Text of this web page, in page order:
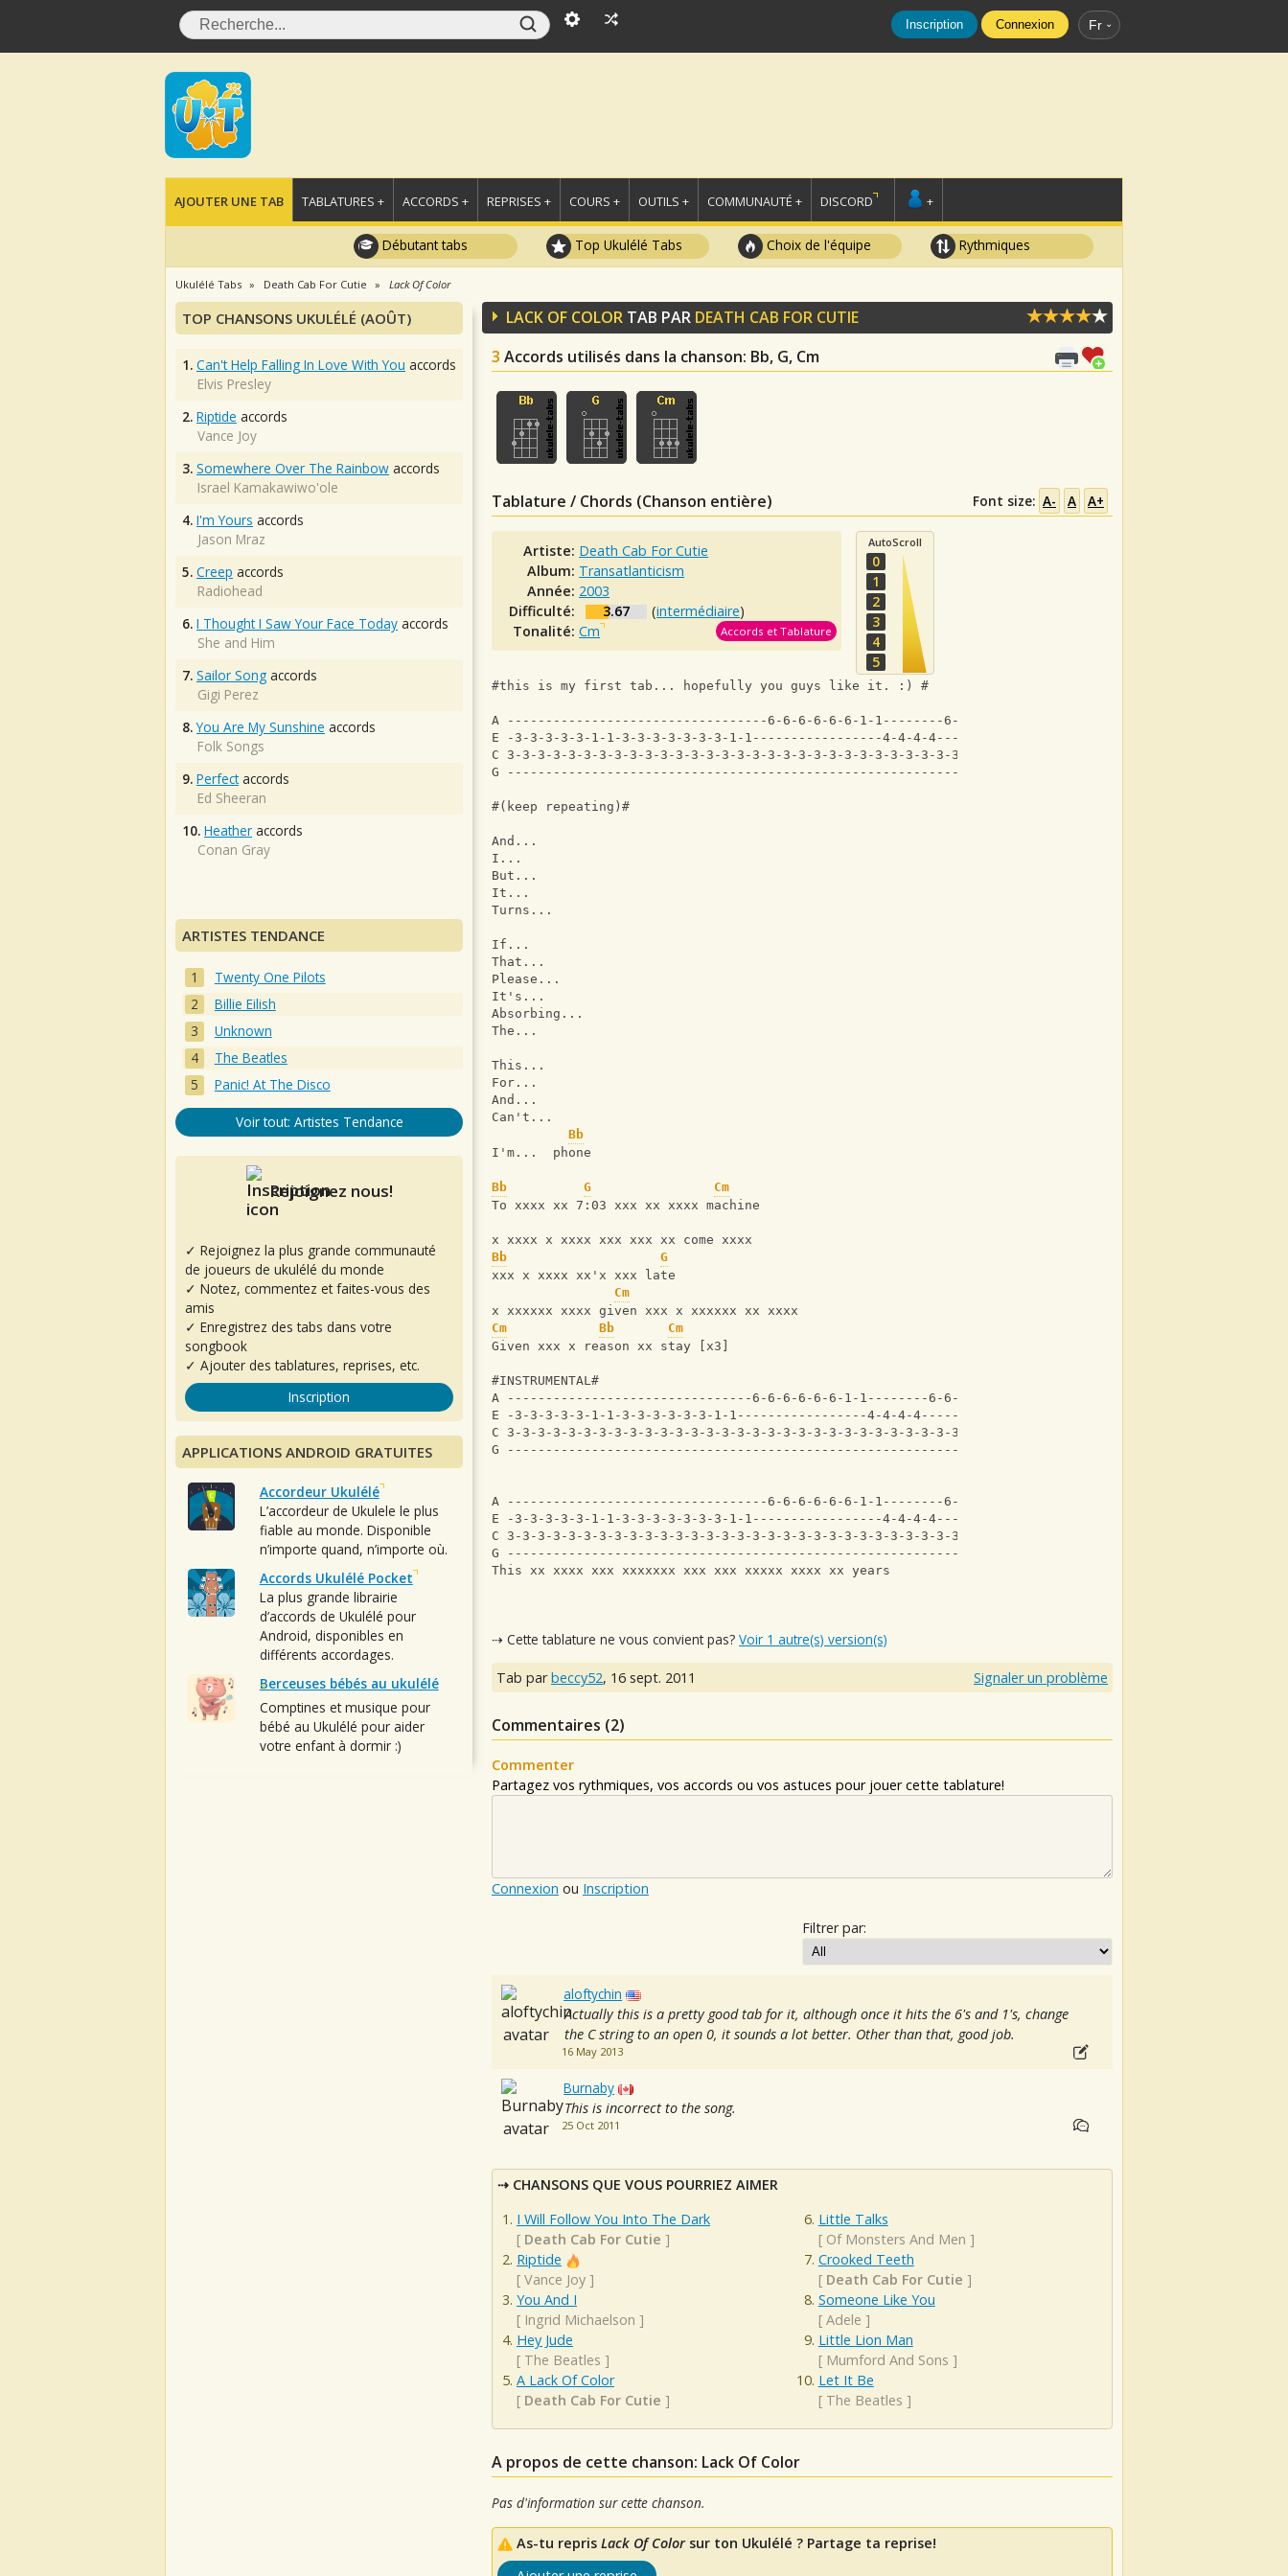
Inscription Connexion Fr
AJOUTER UNE TAB TABLATURES + ACCORDS + REPRISES + COURS + OUTILS + COMMUNAUTÉ + DISCORD +
Débutant tabs Top Ukulélé Tabs Choix de l'équipe Rythmiques
Ukulélé Tabs Death Cab For Cutie Lack Of Color
LACK OF COLOR TAB PAR DEATH CAB FOR CUTIE
3 Accords utilisés dans la chanson: Bb, G, Cm
Tablature / Chords (Chanson entière) Font size: A- A A+
Artiste: Death Cab For Cutie
Album: Transatlanticism
Année: 2003
Difficulté:
3.67 (intermédiaire)
Tonalité:Cm Accords et Tablature
AutoScroll
0
1
2
3
4
5
#this is my first tab... hopefully you guys like it. :) #
A ----------------------------------6-6-6-6-6-6-1-1--------6-6-1-1-----
E -3-3-3-3-3-1-1-3-3-3-3-3-3-3-1-1-----------------4-4-4-4---------3--
C 3-3-3-3-3-3-3-3-3-3-3-3-3-3-3-3-3-3-3-3-3-3-3-3-3-3-3-3-3-3-3-3-3---
G -------------------------------------------------------------------
#(keep repeating)#
And...
I...
But...
It...
Turns...
If...
That...
Please...
It's...
Absorbing...
The...
This...
For...
And...
Can't...
Bb
I'm...  phone
Bb G
Cm
To xxxx xx 7:03 xxx xx xxxx machine
x xxxx x xxxx xxx xxx xx come xxxx
Bb
G
xxx x xxxx xx'x xxx late
Cm
x xxxxxx xxxx given xxx x xxxxxx xx xxxx
Cm
Bb
Cm
Given xxx x reason xx stay [x3]
#INSTRUMENTAL#
A --------------------------------6-6-6-6-6-6-1-1--------6-6-1-1-----
E -3-3-3-3-3-1-1-3-3-3-3-3-3-1-1-----------------4-4-4-4---------3--
C 3-3-3-3-3-3-3-3-3-3-3-3-3-3-3-3-3-3-3-3-3-3-3-3-3-3-3-3-3-3-3-3---
G -------------------------------------------------------------------
A ----------------------------------6-6-6-6-6-6-1-1--------6-6-1-1-----
E -3-3-3-3-3-1-1-3-3-3-3-3-3-3-1-1-----------------4-4-4-4----------3--
C 3-3-3-3-3-3-3-3-3-3-3-3-3-3-3-3-3-3-3-3-3-3-3-3-3-3-3-3-3-3-3-3---
G -------------------------------------------------------------------
This xx xxxx xxx xxxxxxx xxx xxx xxxxx xxxx xx years
⇢ Cette tablature ne vous convient pas? Voir 1 autre(s) version(s)
Tab parbeccy52, 16 sept. 2011 Signaler un problème
Commentaires (2)
Commenter
Partagez vos rythmiques, vos accords ou vos astuces pour jouer cette tablature!
Connexion ou Inscription
Filtrer par:
aloftychin
Actually this is a pretty good tab for it, although once it hits the 6's and 1's, change
the C string to an open 0, it sounds a lot better. Other than that, good job.
16 May 2013
Burnaby
This is incorrect to the song.
25 Oct 2011
CHANSONS QUE VOUS POURRIEZ AIMER
I Will Follow You Into The Dark
[ Death Cab For Cutie ]
Riptide
[ Vance Joy ]
You And I
[ Ingrid Michaelson ]
Hey Jude
[ The Beatles ]
A Lack Of Color
[ Death Cab For Cutie ]
Little Talks
[ Of Monsters And Men ]
Crooked Teeth
[ Death Cab For Cutie ]
Someone Like You
[ Adele ]
Little Lion Man
[ Mumford And Sons ]
Let It Be
[ The Beatles ]
A propos de cette chanson: Lack Of Color
Pas d'information sur cette chanson.
As-tu repris Lack Of Colorsur ton Ukulélé ? Partage ta reprise!
TOP CHANSONS UKULÉLÉ (AOÛT)
1. Can't Help Falling In Love With You accords
Elvis Presley
2. Riptide accords
Vance Joy
3. Somewhere Over The Rainbow accords
Israel Kamakawiwo'ole
4. I'm Yours accords
Jason Mraz
5. Creep accords
Radiohead
6. I Thought I Saw Your Face Today accords
She and Him
7. Sailor Song accords
Gigi Perez
8. You Are My Sunshine accords
Folk Songs
9. Perfectaccords
Ed Sheeran
10. Heather accords
Conan Gray
ARTISTES TENDANCE
Twenty One Pilots
Billie Eilish
Unknown
The Beatles
Panic! At The Disco
Voir tout: Artistes Tendance
Rejoignez nous!
✓ Rejoignez la plus grande communauté
de joueurs de ukulélé du monde
✓ Notez, commentez et faites-vous des
amis
✓ Enregistrez des tabs dans votre
songbook
✓ Ajouter des tablatures, reprises, etc.
Inscription
APPLICATIONS ANDROID GRATUITES
Accordeur Ukulélé
L’accordeur de Ukulele le plus
fiable au monde. Disponible
n’importe quand, n’importe où.
Accords Ukulélé Pocket
La plus grande librairie
d’accords de Ukulélé pour
Android, disponibles en
différents accordages.
Berceuses bébés au ukulélé
Comptines et musique pour
bébé au Ukulélé pour aider
votre enfant à dormir :)